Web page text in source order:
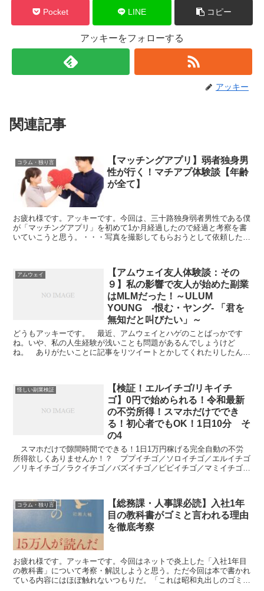
Pocket LINE コピー
アッキーをフォローする
アッキー
関連記事
コラム・独り言
【マッチングアプリ】弱者独身男
性が行く！マチアプ体験談【年齢
が全て】
お疲れ様です。アッキーです。今回は、三十路独身弱者男性である僕
が「マッチングアプリ」を初めて1か月経過したので経過と考察を書
いていこうと思う。・・・写真を撮影してもらおうとして依頼したマ
アムウェイ
【アムウェイ友人体験談：その
９】私の影響で友人が始めた副業
はMLMだった！～ULUM
YOUNG -恨む・ヤング- 「君を
無知だと叫びたい」～
どうもアッキーです。 最近、アムウェイとハゲのことばっかです
ね。いや、私の人生経験が浅いことも問題があるんでしょうけど
ね。 ありがたいことに記事をリツイートとかしてくれたりしたんで
怪しい副業検証
【検証！エルイチゴ/リキイチ
ゴ】0円で始められる！令和最新
の不労所得！スマホだけででき
る！初心者でもOK！1日10分 そ
の4
スマホだけで隙間時間でできる！1日1万円稼げる完全自動の不労
所得欲しくありませんか！？ ププイチゴ／ソロイチゴ／エルイチゴ
／リキイチゴ／ラクイチゴ／バズイチゴ／ビビイチゴ／マミイチゴ／
コラム・独り言
【総務課・人事課必読】入社1年
目の教科書がゴミと言われる理由
を徹底考察
お疲れ様です。アッキーです。今回はネットで炎上した「入社1年目
の教科書」について考察・解説しようと思う。ただ今回は本で書かれ
ている内容にはほぼ触れないつもりだ。「これは昭和丸出しのゴミ